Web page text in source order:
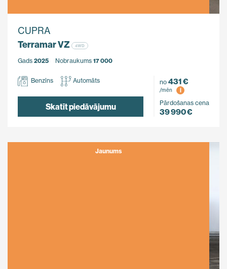
CUPRA
Terramar VZ
4WD
Gads 2025 Nobraukums 17 000
Benzīns Automāts
Skatīt piedāvājumu
no 431 €
/mēn
i
Pārdošanas cena
39 990 €
Jaunums